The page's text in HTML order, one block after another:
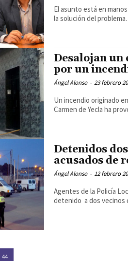
El asunto está en
la solución del
Desalojan un
por un
Ángel Alonso - 23 febrero
Un incendio originado
Carmen de Yecla ha
Detenidos
acusados de
Ángel Alonso - 12 febrero
Agentes de la Policía
detenido a dos vecinos
44